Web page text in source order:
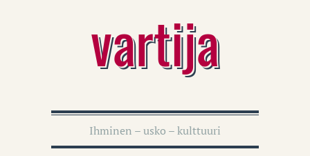
vartija
Ihminen – usko – kulttuuri